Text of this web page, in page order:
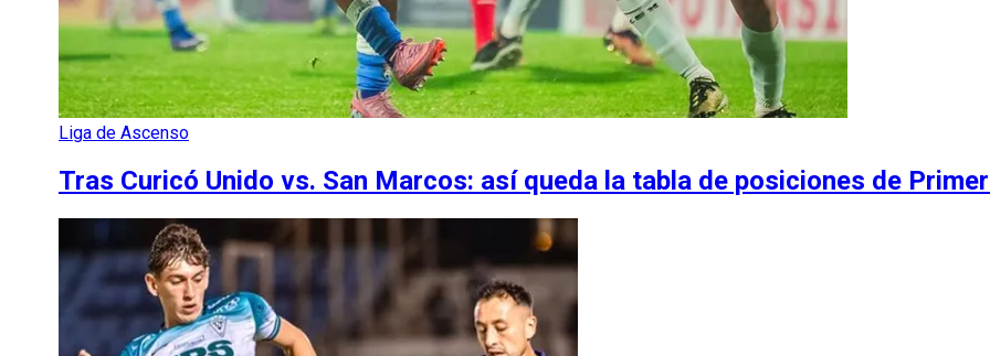
Liga de Ascenso
Tras Curicó Unido vs. San Marcos: así queda la tabla de posiciones de